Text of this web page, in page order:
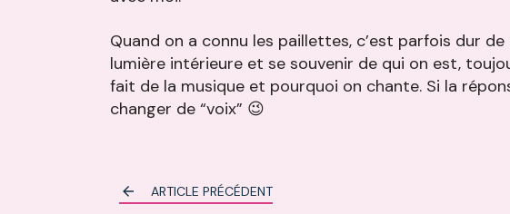
Quand on a connu les paillettes, c’est parfois dur
lumière intérieure et se souvenir de qui on est,
fait de la musique et pourquoi on chante. Si la
changer de “voix” 😉
ARTICLE PRÉCÉDENT